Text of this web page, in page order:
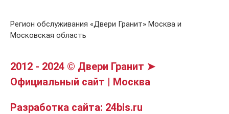
Регион обслуживания «Двери Гранит» Москва и
Московская область
2012 - 2024 © Двери Гранит ➤
Официальный сайт | Москва
Разработка сайта: 24bis.ru